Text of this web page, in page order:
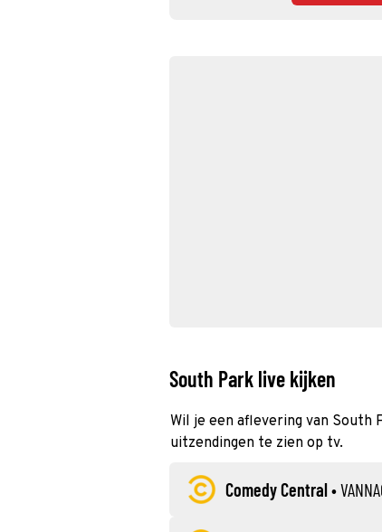
South Park live kijken
Wil je een aflevering van South
uitzendingen te zien op tv.
Comedy Central•